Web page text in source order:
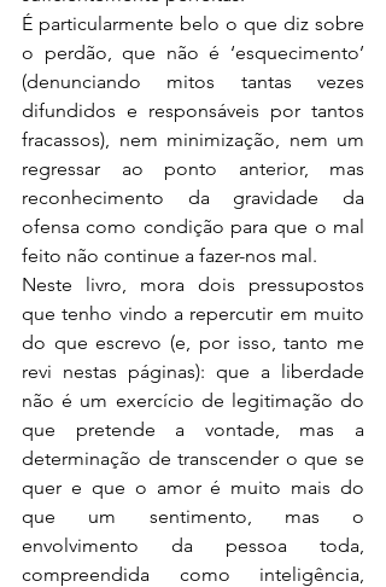
É particularmente belo o que diz sobre
o perdão, que não é ‘esquecimento’
(denunciando mitos tantas vezes
difundidos e responsáveis por tantos
fracassos), nem minimização, nem um
regressar ao ponto anterior, mas
reconhecimento da gravidade da
ofensa como condição para que o mal
feito não continue a fazer-nos mal.
Neste livro, mora dois pressupostos
que tenho vindo a repercutir em muito
do que escrevo (e, por isso, tanto me
revi nestas páginas): que a liberdade
não é um exercício de legitimação do
que pretende a vontade, mas a
determinação de transcender o que se
quer e que o amor é muito mais do
que um sentimento, mas o
envolvimento da pessoa toda,
compreendida como inteligência,